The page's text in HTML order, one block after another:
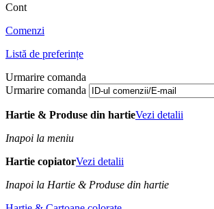
Cont
Comenzi
Listă de preferințe
Urmarire comanda
Urmarire comanda
Hartie & Produse din hartieVezi detalii
Inapoi la meniu
Hartie copiatorVezi detalii
Inapoi la Hartie & Produse din hartie